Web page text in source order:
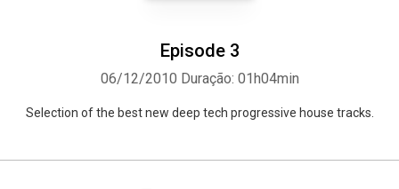
Episode 3
06/12/2010 Duração: 01h04min
Selection of the best new deep tech progressive house tracks.